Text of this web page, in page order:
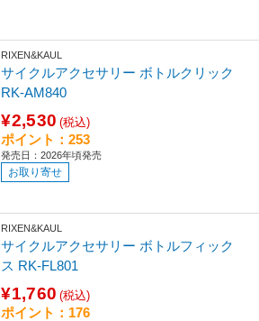
RIXEN&KAUL
サイクルアクセサリー ボトルクリック
RK-AM840
¥2,530 (税込)
ポイント：253
発売日：2026年頃発売
お取り寄せ
RIXEN&KAUL
サイクルアクセサリー ボトルフィック
ス RK-FL801
¥1,760 (税込)
ポイント：176